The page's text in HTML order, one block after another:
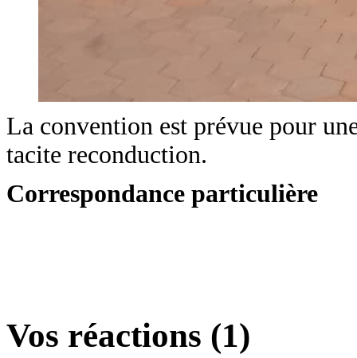
La convention est prévue pour
tacite reconduction.
Correspondance particulière
Vos réactions (1)